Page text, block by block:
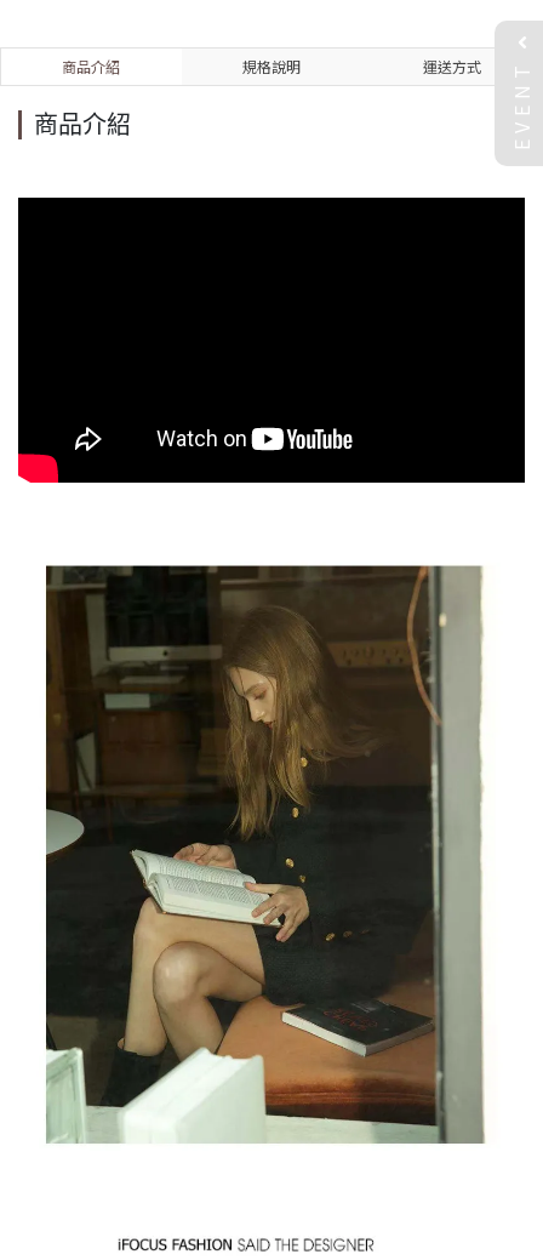
商品介紹 規格說明 運送方式
商品介紹 EVENT